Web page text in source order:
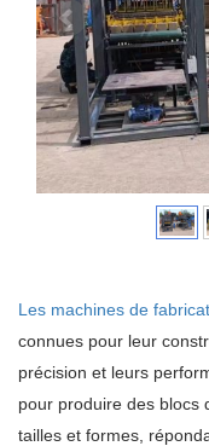
Les machines de
connues pour leur
précision et leurs
pour produire des blocs
tailles et formes,